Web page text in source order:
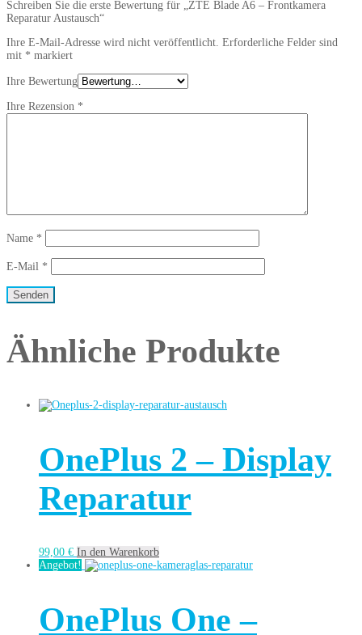
Schreiben Sie die erste Bewertung für „ZTE Blade A6 – Frontkamera
Reparatur Austausch“
Ihre E-Mail-Adresse wird nicht veröffentlicht. Erforderliche Felder sind
mit * markiert
Ihre Bewertung
Ihre Rezension *
Name *
E-Mail *
Ähnliche Produkte
OnePlus 2 – Display
Reparatur
99,00 € In den Warenkorb
Angebot!
OnePlus One –